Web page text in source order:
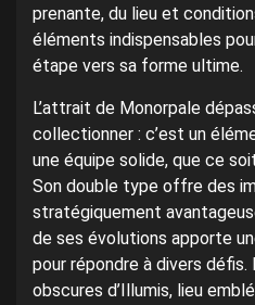
prenante, du lieu et
éléments indispensables
étape vers sa forme ultime.
L’attrait de Monorpale
collectionner : c’est un
une équipe solide, que ce
Son double type offre des
stratégiquement
de ses évolutions apporte
pour répondre à divers défis.
obscures d’Illumis, lieu